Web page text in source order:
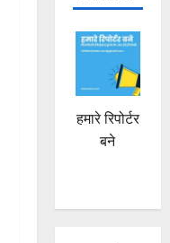
हमारे रिपोर्टर
बने